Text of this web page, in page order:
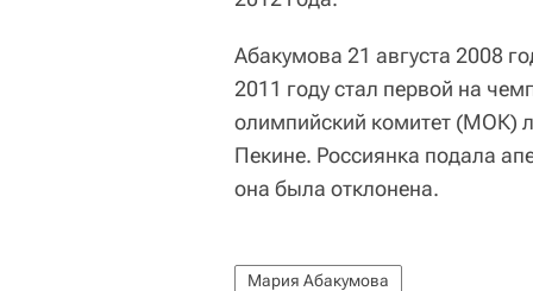
Абакумова 21 августа 2008
2011 году стал первой на
олимпийский комитет (МОК)
Пекине. Россиянка подала
она была отклонена.
Мария Абакумова